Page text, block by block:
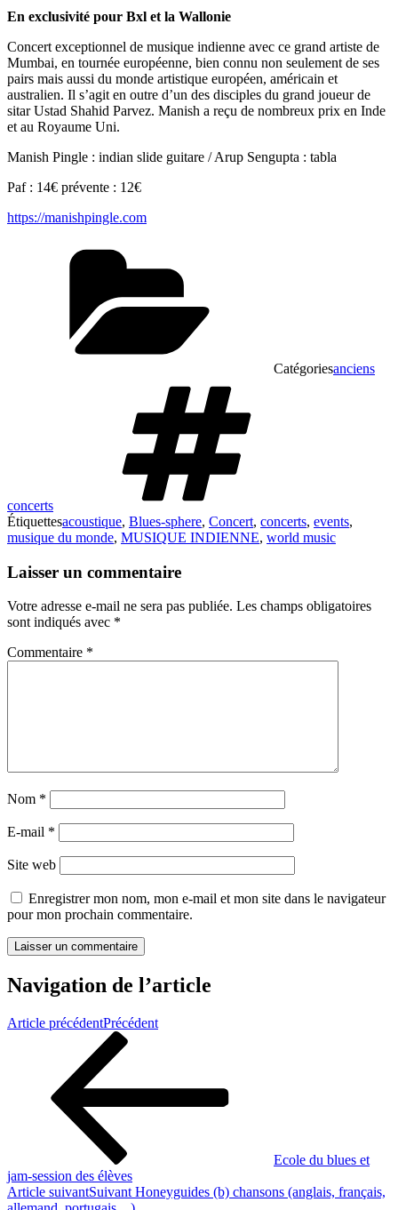
En exclusivité pour Bxl et la Wallonie
Concert exceptionnel de musique indienne avec ce grand artiste de
Mumbai, en tournée européenne, bien connu non seulement de ses
pairs mais aussi du monde artistique européen, américain et
australien. Il s’agit en outre d’un des disciples du grand joueur de
sitar Ustad Shahid Parvez. Manish a reçu de nombreux prix en Inde
et au Royaume Uni.
Manish Pingle : indian slide guitare / Arup Sengupta : tabla
Paf : 14€ prévente : 12€
https://manishpingle.com
Catégoriesanciens
concerts
Étiquettesacoustique, Blues-sphere, Concert, concerts, events,
musique du monde, MUSIQUE INDIENNE, world music
Laisser un commentaire
Votre adresse e-mail ne sera pas publiée. Les champs obligatoires
sont indiqués avec *
Commentaire *
Nom *
E-mail *
Site web
Enregistrer mon nom, mon e-mail et mon site dans le navigateur
pour mon prochain commentaire.
Navigation de l’article
Article précédentPrécédent
Ecole du blues et
jam-session des élèves
Article suivantSuivant Honeyguides (b) chansons (anglais, français,